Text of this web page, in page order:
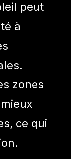
peut
à
zones
ce qui